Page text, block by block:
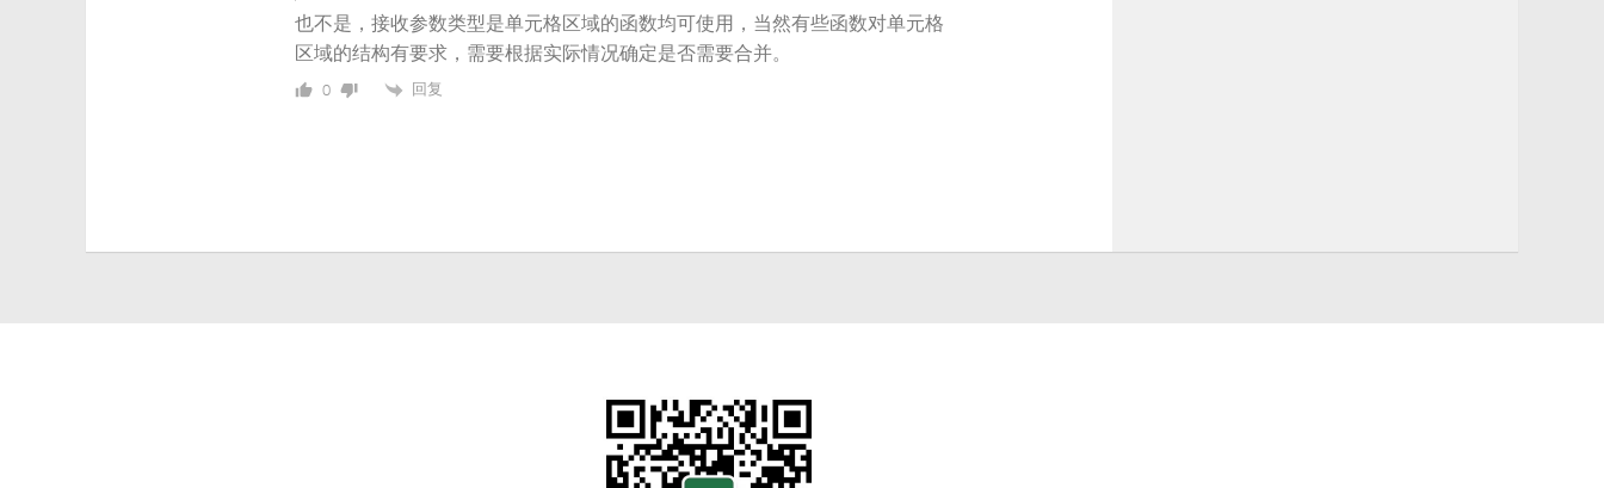
也不是，接收参数类型是单元格区域的函数均可使用，当然有些函数对单元格
区域的结构有要求，需要根据实际情况确定是否需要合并。
0 回复